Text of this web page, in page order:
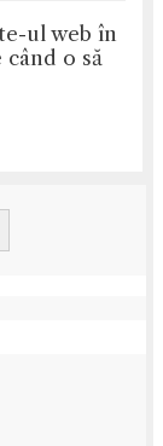
ul web în
o să